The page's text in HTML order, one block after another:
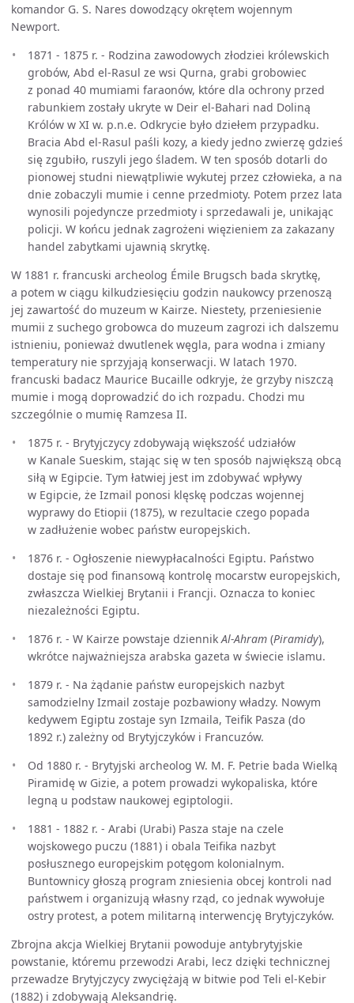
komandor G. S. Nares dowodzący okrętem wojennym
Newport.
1871 - 1875 r. - Rodzina zawodowych złodziei królewskich
grobów, Abd el-Rasul ze wsi Qurna, grabi grobowiec
z ponad 40 mumiami faraonów, które dla ochrony przed
rabunkiem zostały ukryte w Deir el-Bahari nad Doliną
Królów w XI w. p.n.e. Odkrycie było dziełem przypadku.
Bracia Abd el-Rasul paśli kozy, a kiedy jedno zwierzę gdzieś
się zgubiło, ruszyli jego śladem. W ten sposób dotarli do
pionowej studni niewątpliwie wykutej przez człowieka, a na
dnie zobaczyli mumie i cenne przedmioty. Potem przez lata
wynosili pojedyncze przedmioty i sprzedawali je, unikając
policji. W końcu jednak zagrożeni więzieniem za zakazany
handel zabytkami ujawnią skrytkę.
W 1881 r. francuski archeolog Émile Brugsch bada skrytkę,
a potem w ciągu kilkudziesięciu godzin naukowcy przenoszą
jej zawartość do muzeum w Kairze. Niestety, przeniesienie
mumii z suchego grobowca do muzeum zagrozi ich dalszemu
istnieniu, ponieważ dwutlenek węgla, para wodna i zmiany
temperatury nie sprzyjają konserwacji. W latach 1970.
francuski badacz Maurice Bucaille odkryje, że grzyby niszczą
mumie i mogą doprowadzić do ich rozpadu. Chodzi mu
szczególnie o mumię Ramzesa II.
1875 r. - Brytyjczycy zdobywają większość udziałów
w Kanale Sueskim, stając się w ten sposób największą obcą
siłą w Egipcie. Tym łatwiej jest im zdobywać wpływy
w Egipcie, że Izmail ponosi klęskę podczas wojennej
wyprawy do Etiopii (1875), w rezultacie czego popada
w zadłużenie wobec państw europejskich.
1876 r. - Ogłoszenie niewypłacalności Egiptu. Państwo
dostaje się pod finansową kontrolę mocarstw europejskich,
zwłaszcza Wielkiej Brytanii i Francji. Oznacza to koniec
niezależności Egiptu.
1876 r. - W Kairze powstaje dziennikAl-Ahram (Piramidy),
wkrótce najważniejsza arabska gazeta w świecie islamu.
1879 r. - Na żądanie państw europejskich nazbyt
samodzielny Izmail zostaje pozbawiony władzy. Nowym
kedywem Egiptu zostaje syn Izmaila, Teifik Pasza (do
1892 r.) zależny od Brytyjczyków i Francuzów.
Od 1880 r. - Brytyjski archeolog W. M. F. Petrie bada Wielką
Piramidę w Gizie, a potem prowadzi wykopaliska, które
legną u podstaw naukowej egiptologii.
1881 - 1882 r. - Arabi (Urabi) Pasza staje na czele
wojskowego puczu (1881) i obala Teifika nazbyt
posłusznego europejskim potęgom kolonialnym.
Buntownicy głoszą program zniesienia obcej kontroli nad
państwem i organizują własny rząd, co jednak wywołuje
ostry protest, a potem militarną interwencję Brytyjczyków.
Zbrojna akcja Wielkiej Brytanii powoduje antybrytyjskie
powstanie, któremu przewodzi Arabi, lecz dzięki technicznej
przewadze Brytyjczycy zwyciężają w bitwie pod Teli el-Kebir
(1882) i zdobywają Aleksandrię.